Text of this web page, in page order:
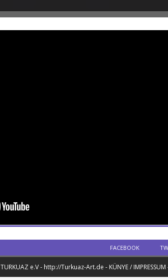
FACEBOOK
TURKUAZ e.V - http://Turkuaz-Art.de - KÜNYE / IMPRESSUM